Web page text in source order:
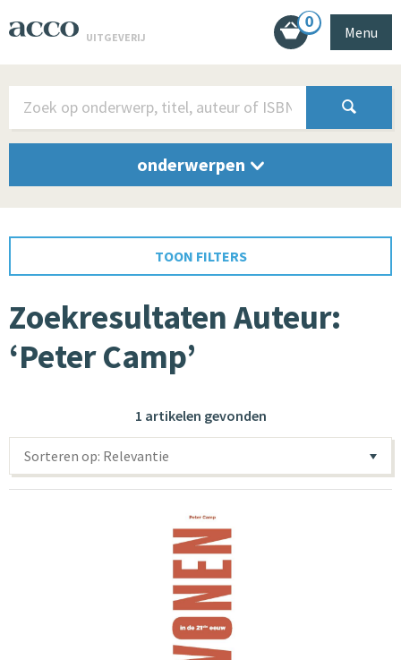
UITGEVERIJ
0
Menu
onderwerpen
TOON FILTERS
Zoekresultaten Auteur:
‘Peter Camp’
1 artikelen gevonden
Sorteren op: Relevantie